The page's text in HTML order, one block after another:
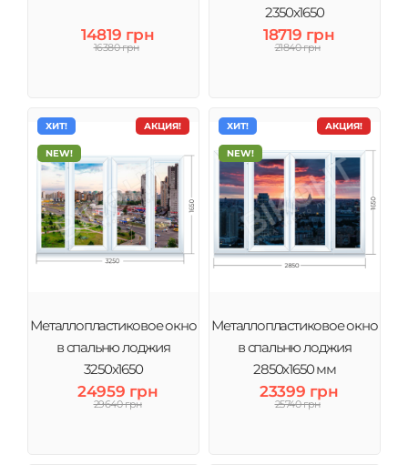
14819 грн
16380 грн
2350х1650
18719 грн
21840 грн
АКЦИЯ!
ХИТ!
NEW!
Металлопластиковое окно
в спальню лоджия
3250х1650
24959 грн
29640 грн
АКЦИЯ!
ХИТ!
NEW!
Металлопластиковое окно
в спальню лоджия
2850х1650 мм
23399 грн
25740 грн